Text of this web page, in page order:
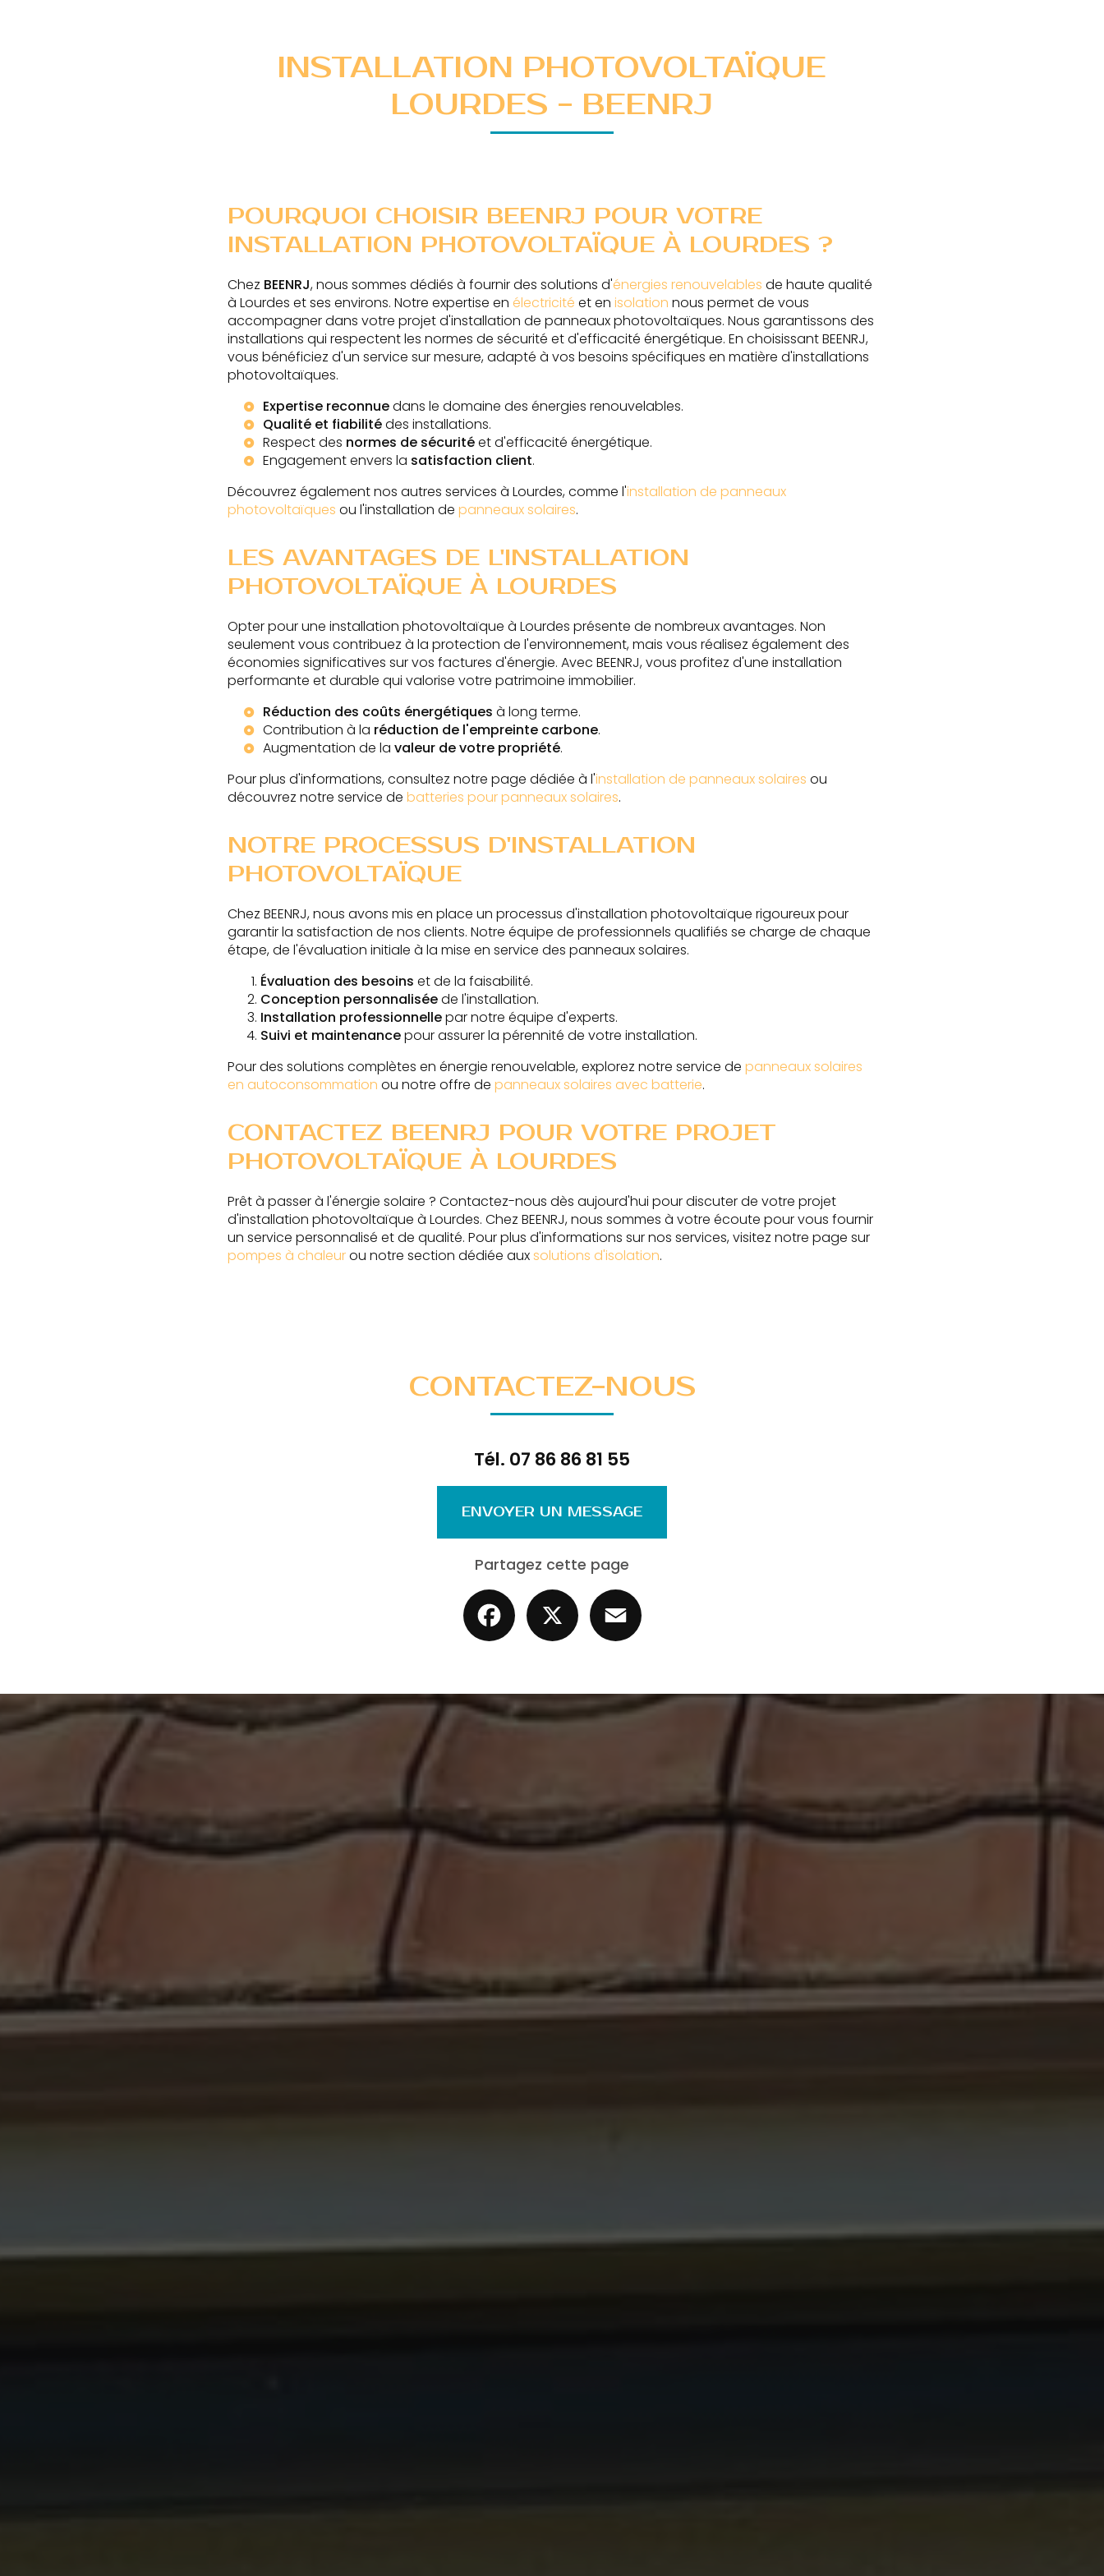
INSTALLATION PHOTOVOLTAÏQUE
LOURDES - BEENRJ
POURQUOI CHOISIR BEENRJ POUR VOTRE
INSTALLATION PHOTOVOLTAÏQUE À LOURDES ?
Chez BEENRJ, nous sommes dédiés à fournir des solutions d'énergies renouvelables de haute qualité
à Lourdes et ses environs. Notre expertise en électricité et en isolation nous permet de vous
accompagner dans votre projet d'installation de panneaux photovoltaïques. Nous garantissons des
installations qui respectent les normes de sécurité et d'efficacité énergétique. En choisissant BEENRJ,
vous bénéficiez d'un service sur mesure, adapté à vos besoins spécifiques en matière d'installations
photovoltaïques.
Expertise reconnuedans le domaine des énergies renouvelables.
Qualité et fiabilitédes installations.
Respect des normes de sécuritéet d'efficacité énergétique.
Engagement envers la satisfaction client.
Découvrez également nos autres services à Lourdes, comme l'installation de panneaux
photovoltaïques ou l'installation de panneaux solaires.
LES AVANTAGES DE L'INSTALLATION
PHOTOVOLTAÏQUE À LOURDES
Opter pour une installation photovoltaïque à Lourdes présente de nombreux avantages. Non
seulement vous contribuez à la protection de l'environnement, mais vous réalisez également des
économies significatives sur vos factures d'énergie. Avec BEENRJ, vous profitez d'une installation
performante et durable qui valorise votre patrimoine immobilier.
Réduction des coûts énergétiques à long terme.
Contribution à la réduction de l'empreinte carbone.
Augmentation de la valeur de votre propriété.
Pour plus d'informations, consultez notre page dédiée à l'installation de panneaux solaires ou
découvrez notre service de batteries pour panneaux solaires.
NOTRE PROCESSUS D'INSTALLATION
PHOTOVOLTAÏQUE
Chez BEENRJ, nous avons mis en place un processus d'installation photovoltaïque rigoureux pour
garantir la satisfaction de nos clients. Notre équipe de professionnels qualifiés se charge de chaque
étape, de l'évaluation initiale à la mise en service des panneaux solaires.
Évaluation des besoins et de la faisabilité.
Conception personnaliséede l'installation.
Installation professionnellepar notre équipe d'experts.
Suivi et maintenancepour assurer la pérennité de votre installation.
Pour des solutions complètes en énergie renouvelable, explorez notre service de panneaux solaires
en autoconsommation ou notre offre de panneaux solaires avec batterie.
CONTACTEZ BEENRJ POUR VOTRE PROJET
PHOTOVOLTAÏQUE À LOURDES
Prêt à passer à l'énergie solaire ? Contactez-nous dès aujourd'hui pour discuter de votre projet
d'installation photovoltaïque à Lourdes. Chez BEENRJ, nous sommes à votre écoute pour vous fournir
un service personnalisé et de qualité. Pour plus d'informations sur nos services, visitez notre page sur
pompes à chaleurou notre section dédiée auxsolutions d'isolation.
CONTACTEZ-NOUS
Tél. 07 86 86 81 55
ENVOYER UN MESSAGE
Partagez cette page
Facebook